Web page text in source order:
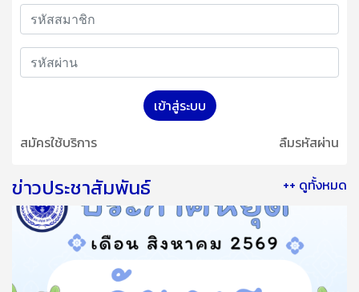
เข้าสู่ระบบ
สมัครใช้บริการ
ลืมรหัสผ่าน
ข่าวประชาสัมพันธ์ ++ ดูทั้งหมด